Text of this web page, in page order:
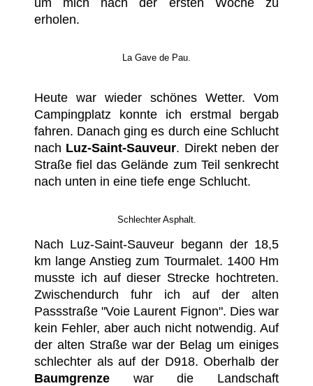
erholen.
La Gave de Pau.
Heute war wieder schönes Wetter. Vom
Campingplatz konnte ich erstmal bergab
fahren. Danach ging es durch eine Schlucht
nach Luz-Saint-Sauveur. Direkt neben der
Straße fiel das Gelände zum Teil senkrecht
nach unten in eine tiefe enge Schlucht.
Schlechter Asphalt.
Nach Luz-Saint-Sauveur begann der 18,5
km lange Anstieg zum Tourmalet. 1400 Hm
musste ich auf dieser Strecke hochtreten.
Zwischendurch fuhr ich auf der alten
Passstraße "Voie Laurent Fignon". Dies war
kein Fehler, aber auch nicht notwendig. Auf
der alten Straße war der Belag um einiges
schlechter als auf der D918. Oberhalb der
Baumgrenzewar die Landschaft